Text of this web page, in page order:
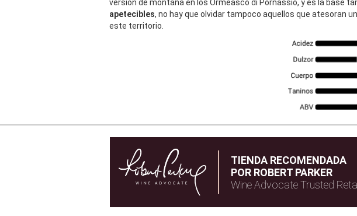
versión de montaña en los Ormeasco di Pornassio, y es la base
apetecibles, no hay que olvidar tampoco aquellos que atesoran
este territorio.
TIENDA RECOMENDADA
POR ROBERT PARKER
Wine Advocate Trusted